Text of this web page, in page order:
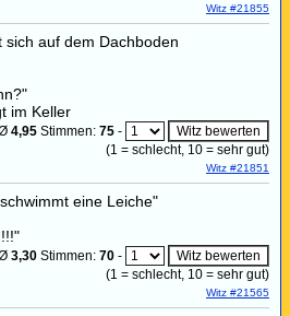
Witz #21855
auf dem Dachboden
im Keller
4,95 Stimmen: 75 -
(1 = schlecht, 10 = sehr gut)
Witz #21851
eine Leiche"
3,30 Stimmen: 70 -
(1 = schlecht, 10 = sehr gut)
Witz #21565